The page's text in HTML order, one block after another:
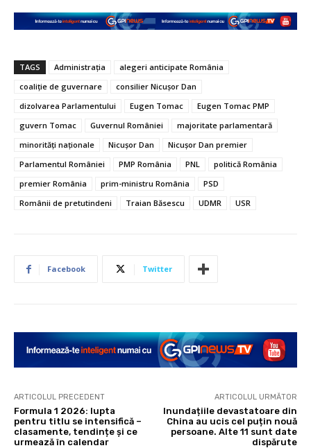
TAGS Administrația
alegeri anticipate România
coaliție de guvernare
consilier Nicușor Dan
dizolvarea Parlamentului
Eugen Tomac
Eugen Tomac PMP
guvern Tomac
Guvernul României
majoritate parlamentară
minorități naționale
Nicușor Dan
Nicușor Dan premier
Parlamentul României
PMP România PNL
politică România
premier România
prim-ministru România
PSD
Românii de pretutindeni
Traian Băsescu UDMR USR
Facebook Twitter
ARTICOLUL PRECEDENT
Formula 1 2026: lupta
pentru titlu se intensifică –
clasamente, tendințe și ce
urmează în calendar
ARTICOLUL URMĂTOR
Inundațiile devastatoare din
China au ucis cel puțin nouă
persoane. Alte 11 sunt date
dispărute